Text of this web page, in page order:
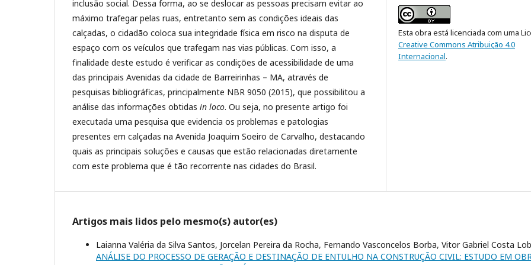
inclusão social. Dessa forma, ao se deslocar as pessoas precisam evitar ao
máximo trafegar pelas ruas, entretanto sem as condições ideais das
calçadas, o cidadão coloca sua integridade física em risco na disputa de
espaço com os veículos que trafegam nas vias públicas. Com isso, a
finalidade deste estudo é verificar as condições de acessibilidade de uma
das principais Avenidas da cidade de Barreirinhas – MA, através de
pesquisas bibliográficas, principalmente NBR 9050 (2015), que possibilitou a
análise das informações obtidas in loco. Ou seja, no presente artigo foi
executada uma pesquisa que evidencia os problemas e patologias
presentes em calçadas na Avenida Joaquim Soeiro de Carvalho, destacando
quais as principais soluções e causas que estão relacionadas diretamente
com este problema que é tão recorrente nas cidades do Brasil.
Esta obra está licenciada com uma
Creative Commons Atribuição 4.0
Internacional.
Artigos mais lidos pelo mesmo(s) autor(es)
Laianna Valéria da Silva Santos, Jorcelan Pereira da Rocha, Fernando Vasconcelos Borba, Vitor Gabriel Costa
ANÁLISE DO PROCESSO DE GERAÇÃO E DESTINAÇÃO DE ENTULHO NA CONSTRUÇÃO CIVIL: ESTUDO EM